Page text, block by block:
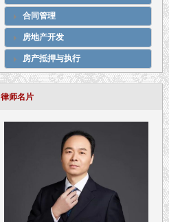
合同管理
房地产开发
房产抵押与执行
律师名片